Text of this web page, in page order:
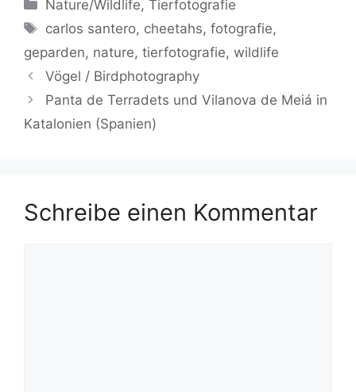
e
b
o
o
k
er l
s
A
p
p
g
er
y
Li
k
gr
a
Nature/Wildlife,Tierfotografie
Schlagwörter
carlos santero, cheetahs,fotografie,
geparden, nature, tierfotografie, wildlife
Vögel / Birdphotography
Panta de Terradets und Vilanova de Meiá in
Katalonien (Spanien)
Schreibe einen Kommentar